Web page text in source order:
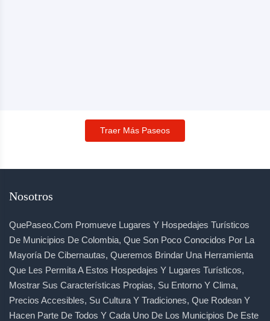
Traer Más Paseos
Nosotros
QuePaseo.com Promueve Lugares Y Hospedajes Turísticos
De Municipios De Colombia, Que Son Poco Conocidos Por La
Mayoría De Cibernautas, Queremos Brindar Una Herramienta
Que Les Permita A Estos Hospedajes Y Lugares Turísticos,
Mostrar Sus Características Propias, Su Entorno Y Clima,
Precios Accesibles, Su Cultura Y Tradiciones, Que Rodean Y
Hacen Parte De Todos Y Cada Uno De Los Municipios De Este